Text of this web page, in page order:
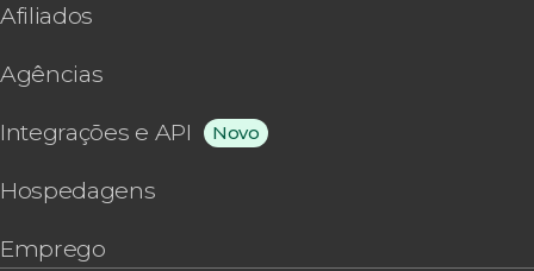
Afiliados
Agências
Integrações e API Novo
Hospedagens
Emprego